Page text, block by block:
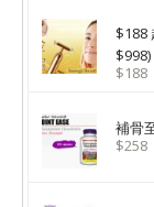
$188
$998)
$188
補骨
$258